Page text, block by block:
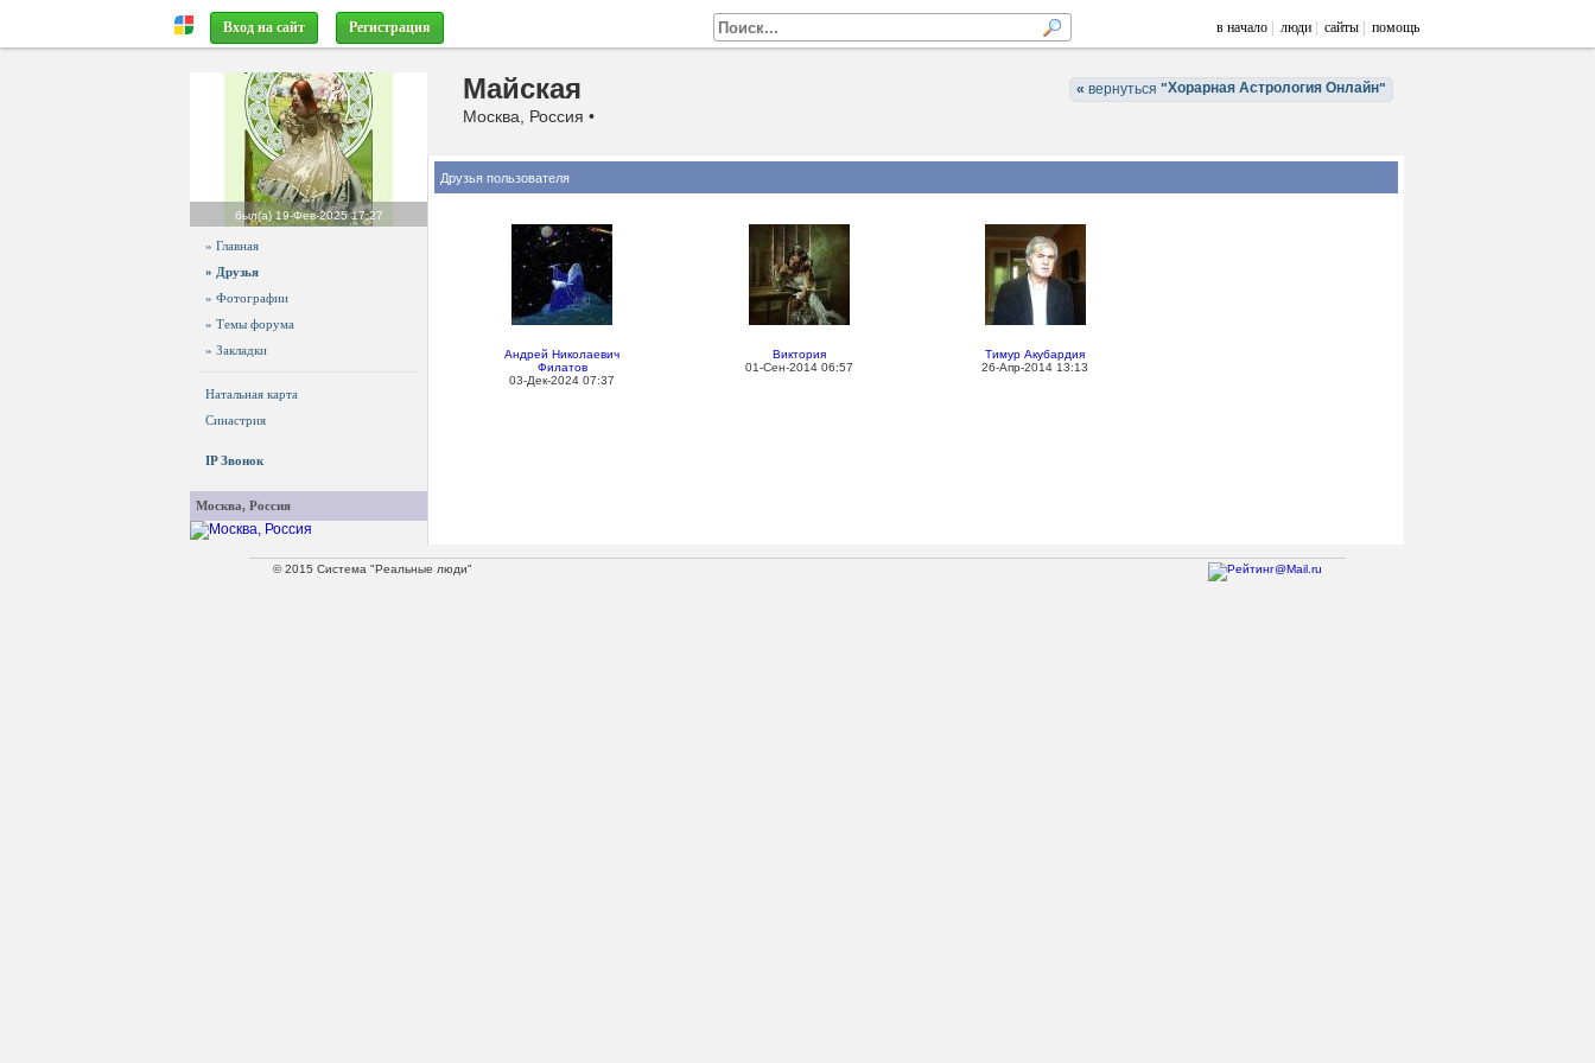
Вход на сайт Регистрация в начало люди сайты помощь
« вернуться "Хорарная Астрология Онлайн"
Майская
Москва, Россия •
был(а)19-Фев-2025 17:27
» Главная
» Друзья
» Фотографии
» Темы форума
» Закладки
Натальная карта
Синастрия
IP Звонок
Москва, Россия
Друзья пользователя
Андрей Николаевич
Филатов
03-Дек-2024 07:37
Виктория
01-Сен-2014 06:57
Тимур Акубардия
26-Апр-2014 13:13
© 2015 Система "Реальные люди"